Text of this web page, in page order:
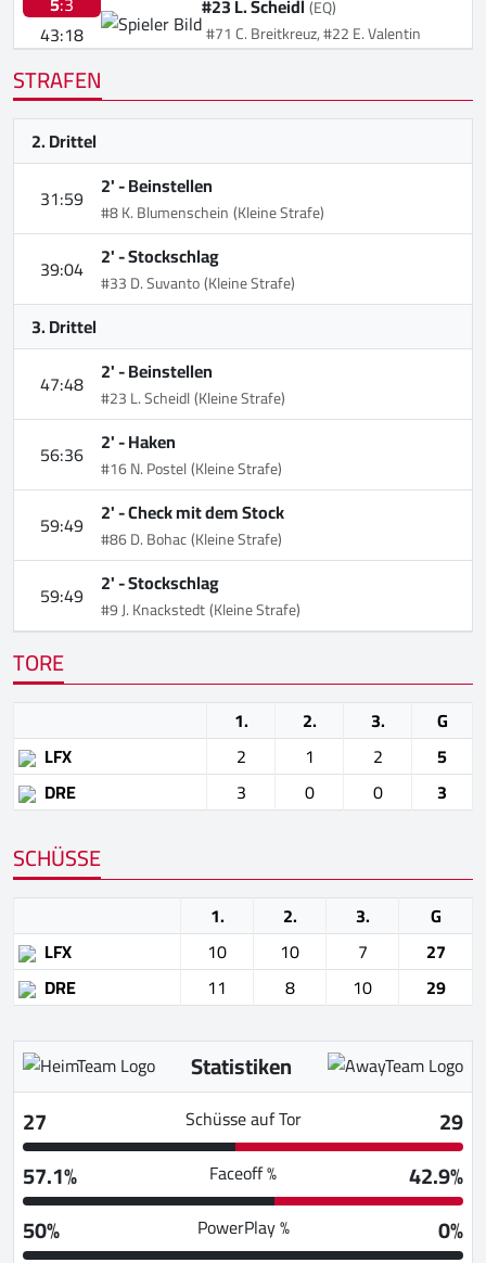
43:18
(EQ)
#71 C. Breitkreuz, #22 E. Valentin
STRAFEN
2. Drittel
31:59 2' -Beinstellen
#8 K. Blumenschein(Kleine Strafe)
39:04 2' -Stockschlag
#33 D. Suvanto(Kleine Strafe)
3. Drittel
47:48 2' -Beinstellen
#23 L. Scheidl(Kleine Strafe)
56:36 2' -Haken
#16 N. Postel(Kleine Strafe)
59:49 2' -Check mit dem Stock
#86 D. Bohac(Kleine Strafe)
59:49 2' -Stockschlag
#9 J. Knackstedt(Kleine Strafe)
TORE
1. 2. 3.
G
LFX
2 1 2
5
DRE
3 0 0 3
SCHÜSSE
1. 2. 3.
G
LFX
10 10 7
27
DRE
11 8 10 29
Statistiken
27
Schüsse auf Tor
29
57.1%
Faceoff %
42.9%
50%
PowerPlay % 0%